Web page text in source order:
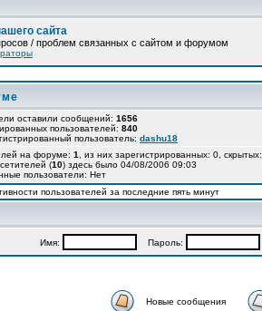
сайта
/ проблем связанных с сайтом и форумом
оставили сообщений: 1656
пользователей: 840
пользователь: dashu18
на форуме: 1
, из них зарегистрированных: 0,
(10) здесь было 04/08/2006 09:03
пользователи: Нет
пользователей за последние пять минут
Имя: Пароль:
Новые сообщения